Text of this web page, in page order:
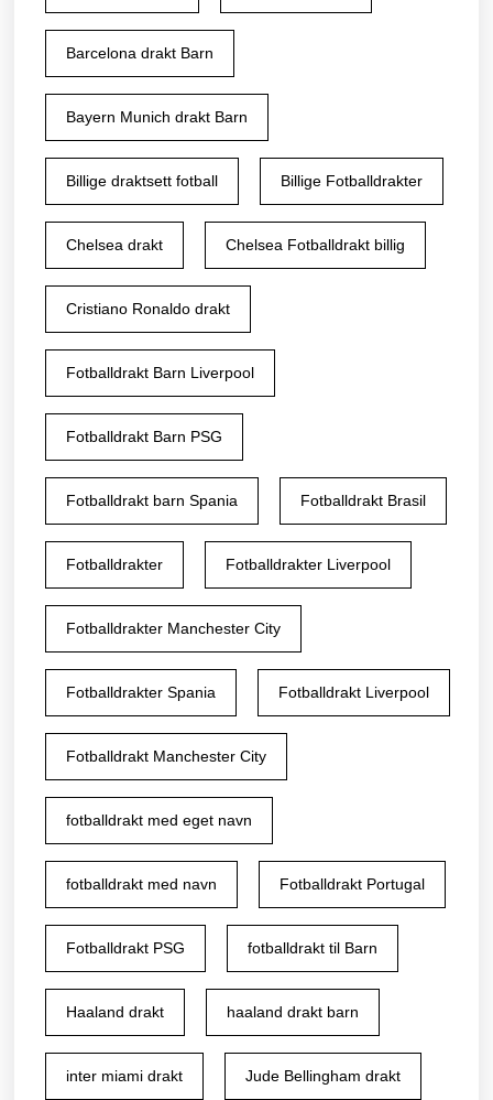
Barcelona drakt Barn
Bayern Munich drakt Barn
Billige draktsett fotball Billige Fotballdrakter
Chelsea drakt Chelsea Fotballdrakt billig
Cristiano Ronaldo drakt
Fotballdrakt Barn Liverpool
Fotballdrakt Barn PSG
Fotballdrakt barn Spania Fotballdrakt Brasil
Fotballdrakter Fotballdrakter Liverpool
Fotballdrakter Manchester City
Fotballdrakter Spania Fotballdrakt Liverpool
Fotballdrakt Manchester City
fotballdrakt med eget navn
fotballdrakt med navn Fotballdrakt Portugal
Fotballdrakt PSG fotballdrakt til Barn
Haaland drakt haaland drakt barn
inter miami drakt Jude Bellingham drakt